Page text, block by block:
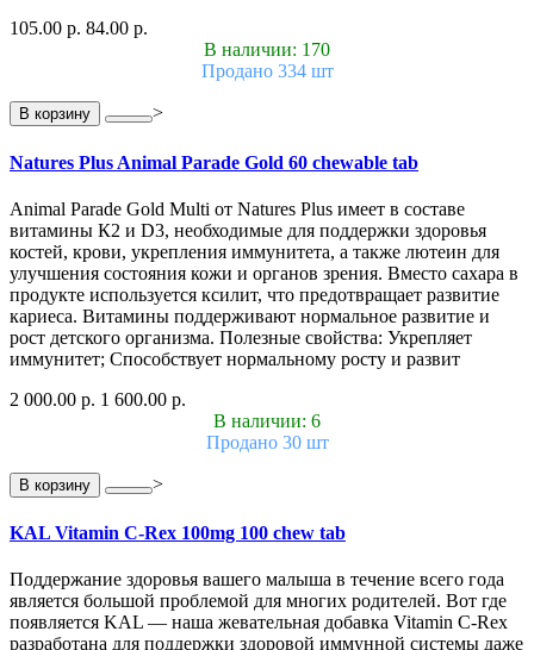
105.00 р. 84.00 р.
В наличии: 170
Продано 334 шт
В корзину >
Natures Plus Animal Parade Gold 60 chewable tab
Animal Parade Gold Multi от Natures Plus имеет в составе
витамины К2 и D3, необходимые для поддержки здоровья
костей, крови, укрепления иммунитета, а также лютеин для
улучшения состояния кожи и органов зрения. Вместо сахара в
продукте используется ксилит, что предотвращает развитие
кариеса. Витамины поддерживают нормальное развитие и
рост детского организма. Полезные свойства: Укрепляет
иммунитет; Способствует нормальному росту и развит
2 000.00 р. 1 600.00 р.
В наличии: 6
Продано 30 шт
В корзину >
KAL Vitamin C-Rex 100mg 100 chew tab
Поддержание здоровья вашего малыша в течение всего года
является большой проблемой для многих родителей. Вот где
появляется KAL — наша жевательная добавка Vitamin C-Rex
разработана для поддержки здоровой иммунной системы даже